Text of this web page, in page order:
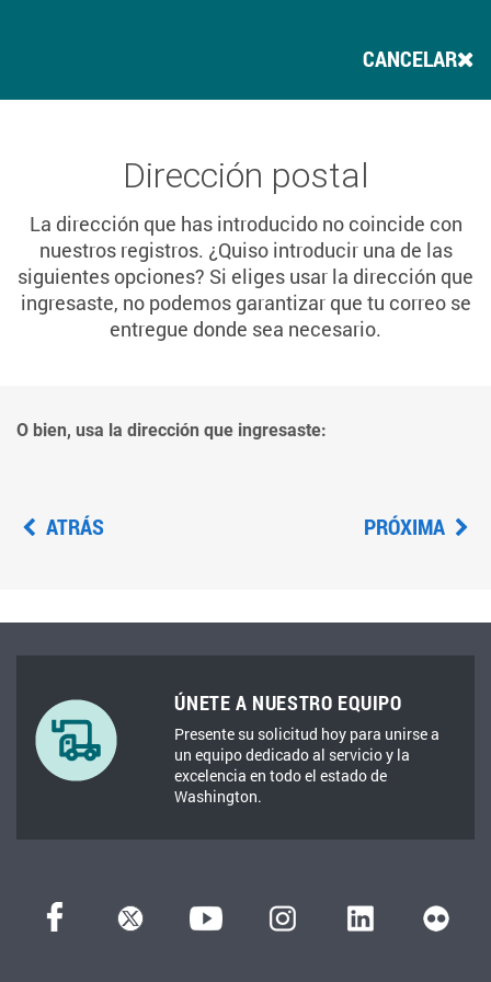
CANCELAR
Dirección postal
La dirección que has introducido no coincide con
nuestros registros. ¿Quiso introducir una de las
siguientes opciones? Si eliges usar la dirección que
ingresaste, no podemos garantizar que tu correo se
entregue donde sea necesario.
O bien, usa la dirección que ingresaste:
ATRÁS PRÓXIMA
ÚNETE A NUESTRO EQUIPO
Presente su solicitud hoy para unirse a
un equipo dedicado al servicio y la
excelencia en todo el estado de
Washington.